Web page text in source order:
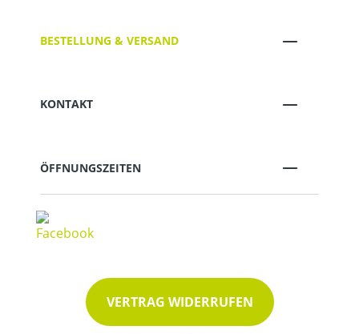
BESTELLUNG & VERSAND
KONTAKT
ÖFFNUNGSZEITEN
VERTRAG WIDERRUFEN